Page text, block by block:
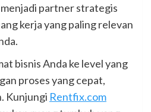
partner strategis
kerja yang paling relevan
bisnis Anda ke level yang
proses yang cepat,
Kunjungi Rentfix.com